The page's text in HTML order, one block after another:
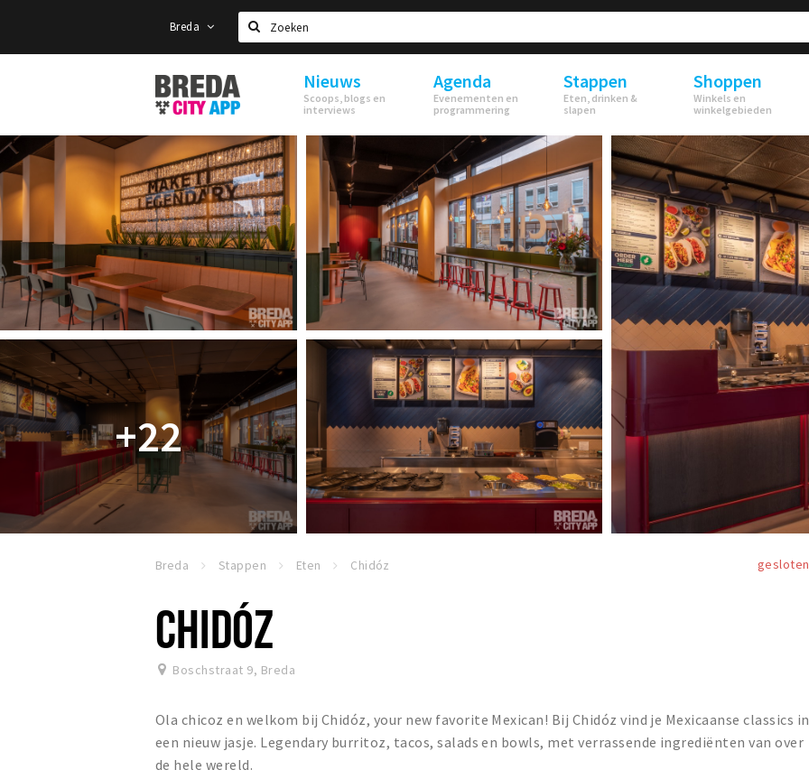
Breda
Zoeken
Stappen
&
Shoppen
Breda
Nieuws
Scoops, blogs en
interviews
Agenda
Evenementen en
programmering
Stappen
Eten, drinken &
slapen
Shoppen
Winkels en
winkelgebieden
+22
Breda Stappen Eten Chidóz gesloten
CHIDÓZ
Boschstraat 9, Breda
Ola chicoz en welkom bij Chidóz, your new favorite Mexican! Bij Chidóz vind je Mexicaanse classics in
een nieuw jasje. Legendary burritoz, tacos, salads en bowls, met verrassende ingrediënten van over
de hele wereld.